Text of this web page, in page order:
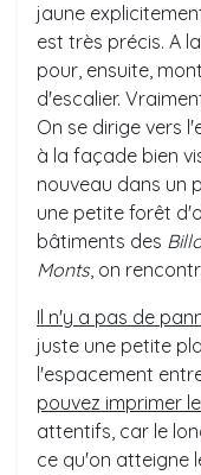
jaune
est très précis. A
pour, ensuite,
d'escalier.
On se dirige vers
à la façade bien
nouveau dans un
une petite forêt
bâtiments des
Monts, on
Il n'y a pas de
juste une petite
l'espacement
pouvez imprimer
attentifs, car le
ce qu'on atteigne